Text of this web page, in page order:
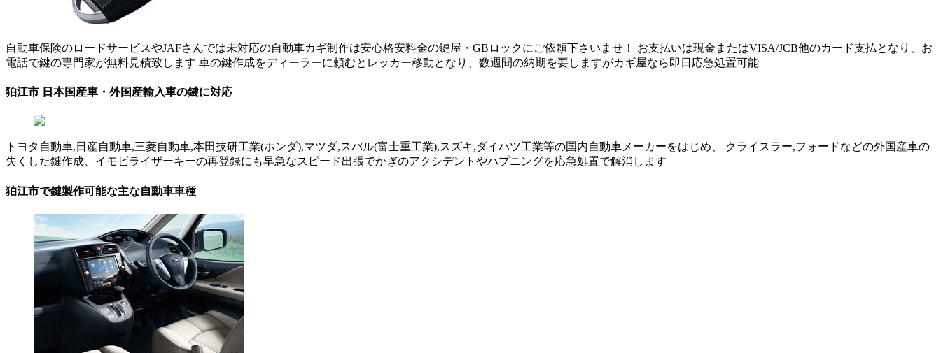
自動車保険のロードサービスやJAFさんでは未対応の自動車カギ制作は安心格安料金の鍵屋・GBロックにご依頼下さいませ！ お支払いは現金またはVISA/JCB他のカード支払となり、お
電話で鍵の専門家が無料見積致します 車の鍵作成をディーラーに頼むとレッカー移動となり、数週間の納期を要しますがカギ屋なら即日応急処置可能
狛江市 日本国産車・外国産輸入車の鍵に対応
トヨタ自動車,日産自動車,三菱自動車,本田技研工業(ホンダ),マツダ,スバル(富士重工業),スズキ,ダイハツ工業等の国内自動車メーカーをはじめ、 クライスラー,フォードなどの外国産車の
失くした鍵作成、イモビライザーキーの再登録にも早急なスピード出張でかぎのアクシデントやハプニングを応急処置で解消します
狛江市で鍵製作可能な主な自動車車種